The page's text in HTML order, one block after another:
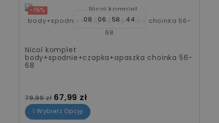
-15%
08 06 58 43
Nicol komplet
body+spodnie+czapka+apaszka choinka 56-
68
Cena standardowa
79,99 zł Cena
67,99 zł
Wybierz Opcję